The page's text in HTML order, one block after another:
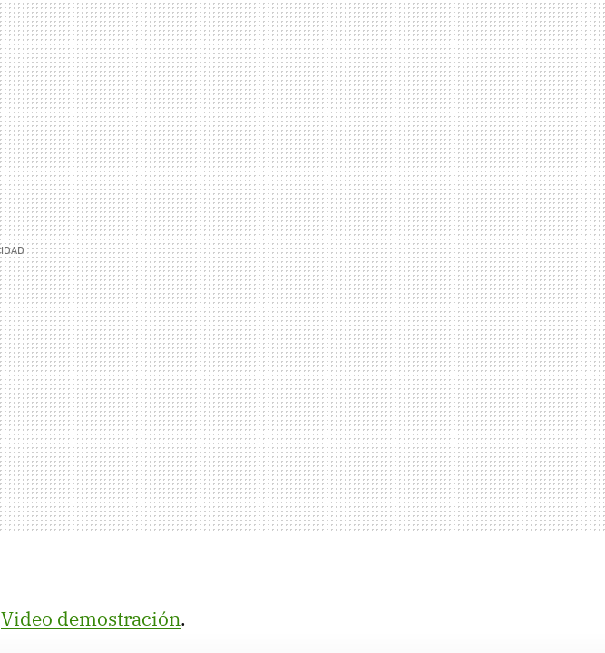
Video demostración.